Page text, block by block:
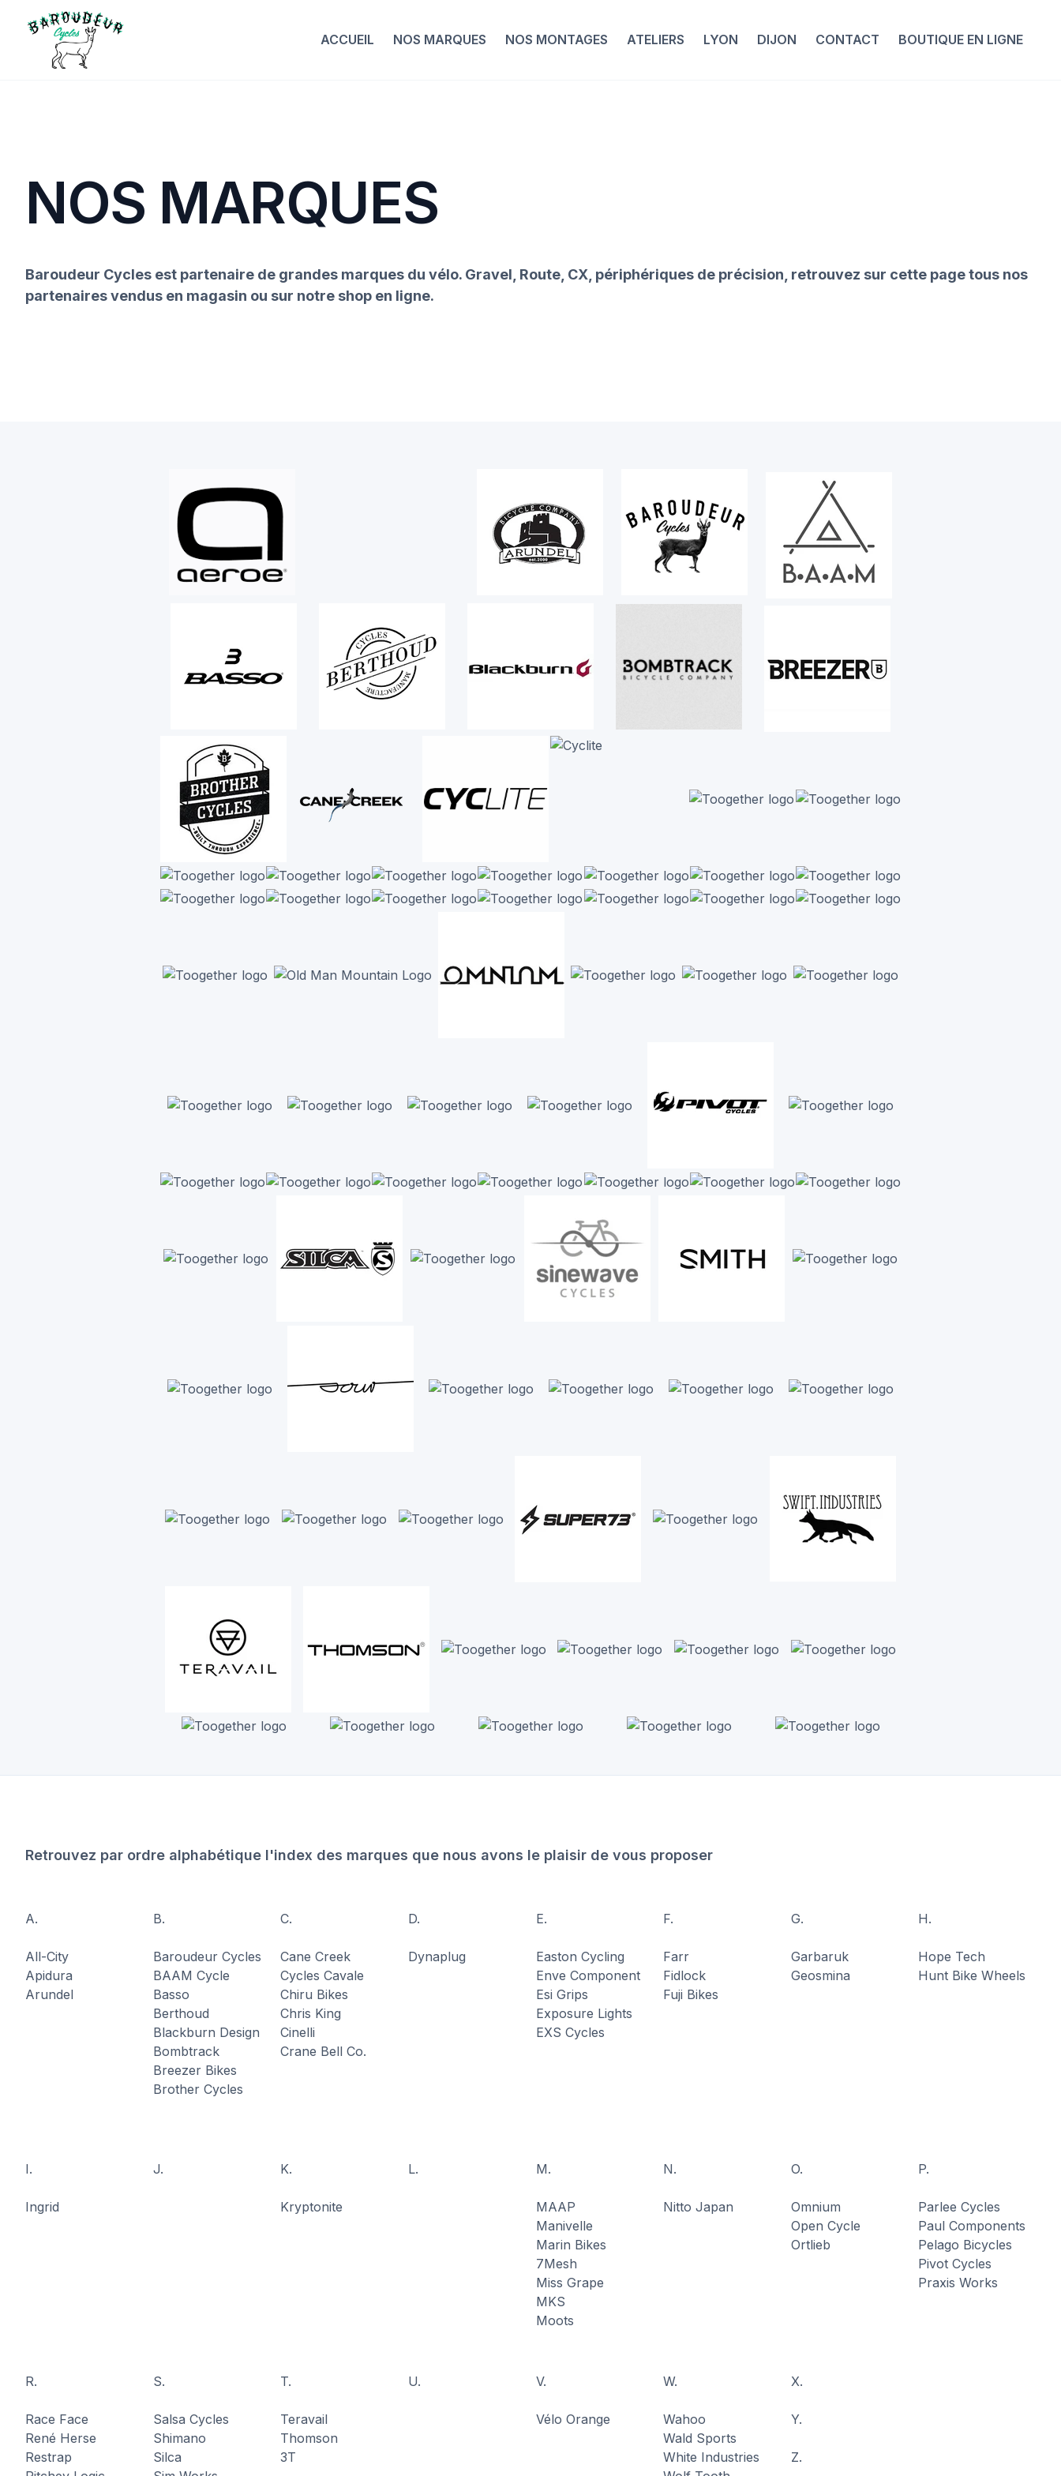
ACCUEIL NOS MARQUES NOS MONTAGES ATELIERS LYON DIJON CONTACT BOUTIQUE EN LIGNE
NOS MARQUES
Baroudeur Cycles est partenaire de grandes marques du vélo. Gravel, Route, CX, périphériques de précision, retrouvez sur cette page tous nos
partenaires vendus en magasin ou sur notre shop en ligne.
Retrouvez par ordre alphabétique l'index des marques que nous avons le plaisir de vous proposer
A.
All-City
Apidura
Arundel
B.
Baroudeur Cycles
BAAM Cycle
Basso
Berthoud
Blackburn Design
Bombtrack
Breezer Bikes
Brother Cycles
C.
Cane Creek
Cycles Cavale
Chiru Bikes
Chris King
Cinelli
Crane Bell Co.
D.
Dynaplug
E.
Easton Cycling
Enve Component
Esi Grips
Exposure Lights
EXS Cycles
F.
Farr
Fidlock
Fuji Bikes
G.
Garbaruk
Geosmina
H.
Hope Tech
Hunt Bike Wheels
I.
Ingrid
J. K.
Kryptonite
L. M.
MAAP
Manivelle
Marin Bikes
7Mesh
Miss Grape
MKS
Moots
N.
Nitto Japan
O.
Omnium
Open Cycle
Ortlieb
P.
Parlee Cycles
Paul Components
Pelago Bicycles
Pivot Cycles
Praxis Works
R.
Race Face
René Herse
Restrap
S.
Salsa Cycles
Shimano
Silca
T.
Teravail
Thomson
3T
U. V.
Vélo Orange
W.
Wahoo
Wald Sports
White Industries
X.
Y.
Z.